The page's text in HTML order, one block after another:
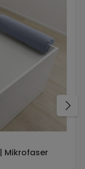
von 0 von 5
Mikrofaser